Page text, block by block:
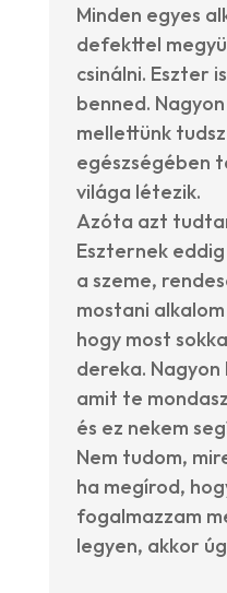
Minden egyes
defekttel
csinálni. Eszter
benned.
mellettünk
egészségében
világa létezik.
Azóta azt
Eszternek
a szeme,
mostani
hogy most
dereka.
amit te
és ez nekem
Nem tudom,
ha megírod,
fogalmazzam
legyen, akkor